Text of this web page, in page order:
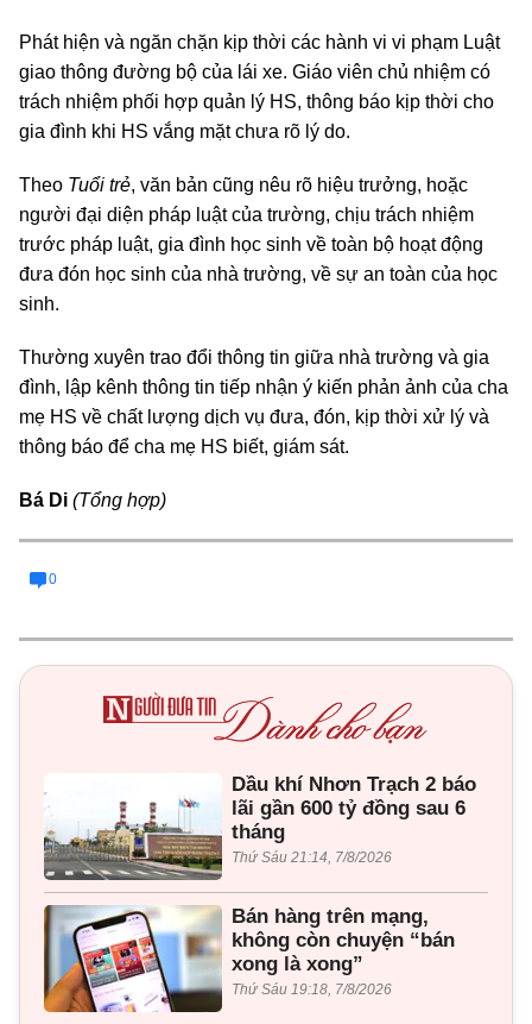
Phát hiện và ngăn chặn kịp thời các hành vi vi phạm Luật
giao thông đường bộ của lái xe. Giáo viên chủ nhiệm có
trách nhiệm phối hợp quản lý HS, thông báo kịp thời cho
gia đình khi HS vắng mặt chưa rõ lý do.
Theo Tuổi trẻ, văn bản cũng nêu rõ hiệu trưởng, hoặc
người đại diện pháp luật của trường, chịu trách nhiệm
trước pháp luật, gia đình học sinh về toàn bộ hoạt động
đưa đón học sinh của nhà trường, về sự an toàn của học
sinh.
Thường xuyên trao đổi thông tin giữa nhà trường và gia
đình, lập kênh thông tin tiếp nhận ý kiến phản ảnh của cha
mẹ HS về chất lượng dịch vụ đưa, đón, kịp thời xử lý và
thông báo để cha mẹ HS biết, giám sát.
Bá Di (Tổng hợp)
0
Dầu khí Nhơn Trạch 2 báo
lãi gần 600 tỷ đồng sau 6
tháng
Thứ Sáu 21:14, 7/8/2026
Bán hàng trên mạng,
không còn chuyện “bán
xong là xong”
Thứ Sáu 19:18, 7/8/2026